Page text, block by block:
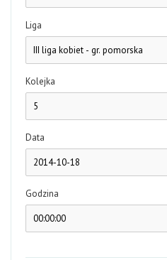
Liga
Kolejka
Data
Godzina